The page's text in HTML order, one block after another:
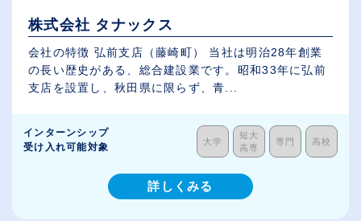
株式会社 タナックス
会社の特徴 弘前支店（藤崎町） 当社は明治28年創業
の長い歴史がある、総合建設業です。昭和33年に弘前
支店を設置し、秋田県に限らず、青...
インターンシップ
受け入れ可能対象
大学
短大
高専
専門 高校
詳しくみる